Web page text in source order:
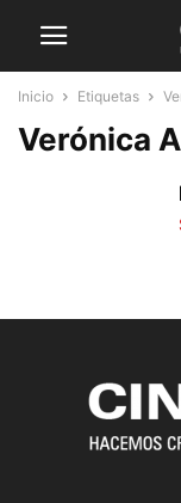
Inicio Etiquetas
Verónica